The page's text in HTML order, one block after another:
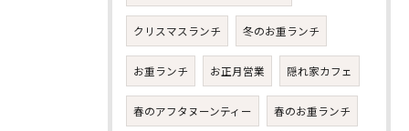
クリスマスランチ 冬のお重ランチ
お重ランチ お正月営業 隠れ家カフェ
春のアフタヌーンティー 春のお重ランチ